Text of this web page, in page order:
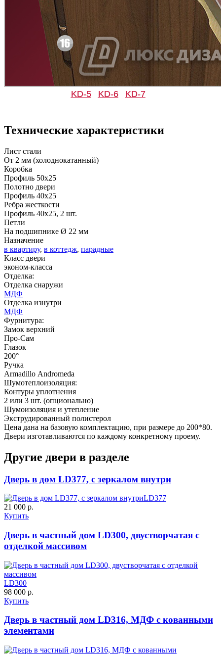
Д-35 С
Д-36 46 30
Д-36 С Д-36 СС
Д-37 Н
C47
C49 C50
C51
C57
KD-5 KD-6 KD-7
Технические характеристики
Лист стали
От 2 мм (холоднокатанный)
Коробка
Профиль 50х25
Полотно двери
Профиль 40х25
Ребра жесткости
Профиль 40х25, 2 шт.
Петли
На подшипнике Ø 22 мм
Назначение
в квартиру, в коттедж, парадные
Класс двери
эконом-класса
Отделка:
Отделка снаружи
МДФ
Отделка изнутри
МДФ
Фурнитура:
Замок верхний
Про-Сам
Глазок
200°
Ручка
Armadillo Аndromeda
Шумотеплоизоляция:
Контуры уплотнения
2 или 3 шт. (опционально)
Шумоизоляция и утепление
Экструдированный полистерол
Цена дана на базовую комплектацию, при размере до 200*80.
Двери изготавливаются по каждому конкретному проему.
Другие двери в разделе
Дверь в дом LD377, с зеркалом внутри
LD377
21 000 р.
Купить
Дверь в частный дом LD300, двустворчатая с
отделкой массивом
LD300
98 000 р.
Купить
Дверь в частный дом LD316, МДФ с кованными
элементами